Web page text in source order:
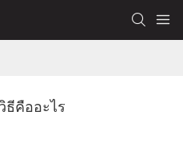
ธีคืออะไร